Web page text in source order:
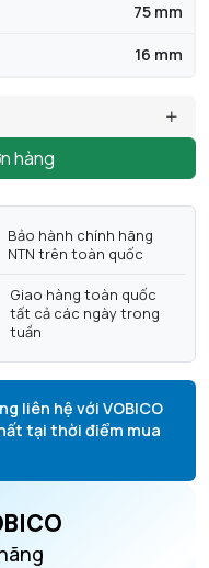
75 mm
16 mm
hàng
Bảo hành chính hãng
NTN trên toàn quốc
Giao hàng toàn quốc
tất cả các ngày trong
tuần
liên hệ với VOBICO
tại thời điểm mua